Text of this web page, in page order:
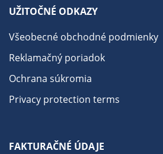
UŽITOČNÉ ODKAZY
Všeobecné obchodné podmienky
Reklamačný poriadok
Ochrana súkromia
Privacy protection terms
FAKTURAČNÉ ÚDAJE